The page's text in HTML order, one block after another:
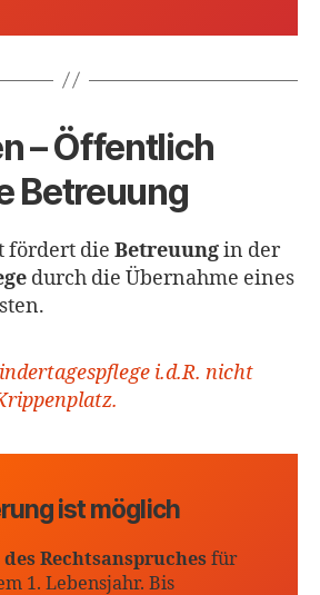
– Öffentlich
Betreuung
fördert die Betreuungin der
durch die Übernahme eines
i.d.R. nicht
ist möglich
Rechtsanspruches für
1. Lebensjahr. Bis